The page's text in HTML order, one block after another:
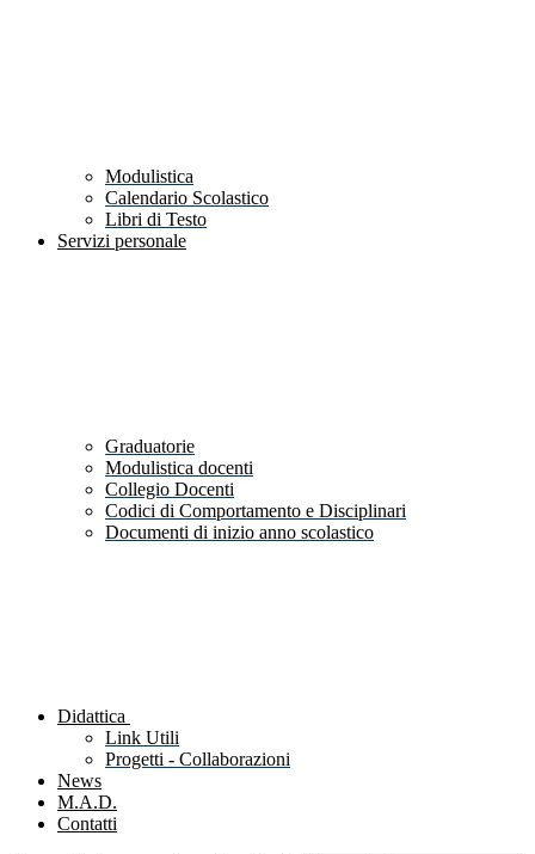
Modulistica
Calendario Scolastico
Libri di Testo
Servizi personale
Graduatorie
Modulistica docenti
Collegio Docenti
Codici di Comportamento e Disciplinari
Documenti di inizio anno scolastico
Didattica
Link Utili
Progetti - Collaborazioni
News
M.A.D.
Contatti